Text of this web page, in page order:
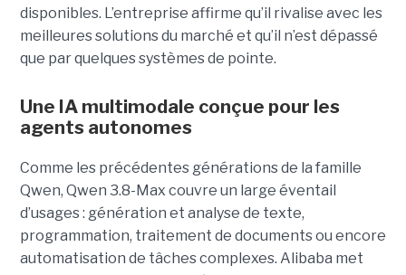
disponibles. L’entreprise affirme qu’il rivalise avec les
meilleures solutions du marché et qu’il n’est dépassé
que par quelques systèmes de pointe.
Une IA multimodale conçue pour les
agents autonomes
Comme les précédentes générations de la famille
Qwen, Qwen 3.8-Max couvre un large éventail
d’usages : génération et analyse de texte,
programmation, traitement de documents ou encore
automatisation de tâches complexes. Alibaba met